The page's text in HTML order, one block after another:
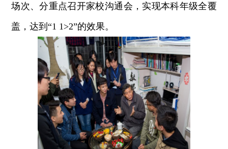
场次、分重点召开家校沟通会，实现本科年级全覆
盖，达到“1 1>2”的效果。